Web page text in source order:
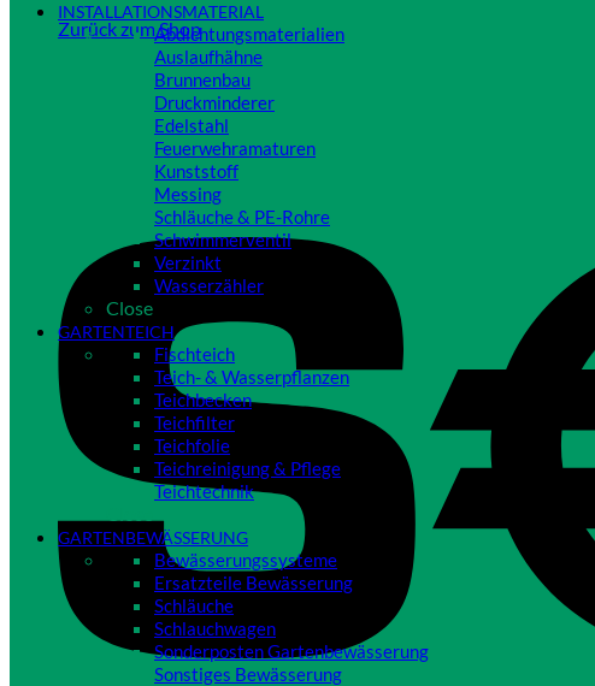
Zurück zum Shop
INSTALLATIONSMATERIAL
Abdichtungsmaterialien
Auslaufhähne
Brunnenbau
Druckminderer
Edelstahl
Feuerwehramaturen
Kunststoff
Messing
Schläuche & PE-Rohre
Schwimmerventil
Verzinkt
Wasserzähler
Close
GARTENTEICH
Fischteich
Teich- & Wasserpflanzen
Teichbecken
Teichfilter
Teichfolie
Teichreinigung & Pflege
Teichtechnik
GARTENBEWÄSSERUNG
Bewässerungssysteme
Ersatzteile Bewässerung
Schläuche
Schlauchwagen
Sonderposten Gartenbewässerung
Sonstiges Bewässerung